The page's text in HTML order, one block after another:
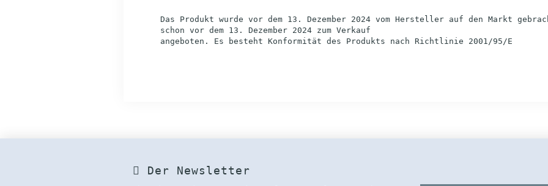
Das Produkt wurde vor dem 13. Dezember 2024 vom Hersteller auf den Markt
schon vor dem 13. Dezember 2024 zum Verkauf
angeboten. Es besteht Konformität des Produkts nach Richtlinie 2001/95/E
Der Newsletter